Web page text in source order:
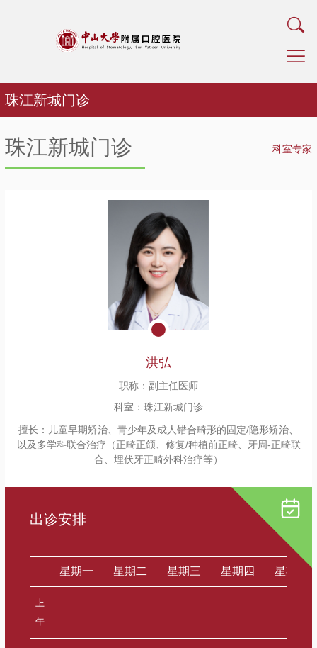
珠江新城门诊
珠江新城门诊 科室专家
洪弘
职称： 副主任医师
科室： 珠江新城门诊
擅长： 儿童早期矫治、青少年及成人错合畸形的固定/隐形矫治、
以及多学科联合治疗（正畸正颌、修复/种植前正畸、牙周-正畸联
合、埋伏牙正畸外科治疗等）
出诊安排
星期一 星期二 星期三 星期四 星期五
上
午